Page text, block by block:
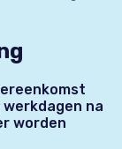
na
worden